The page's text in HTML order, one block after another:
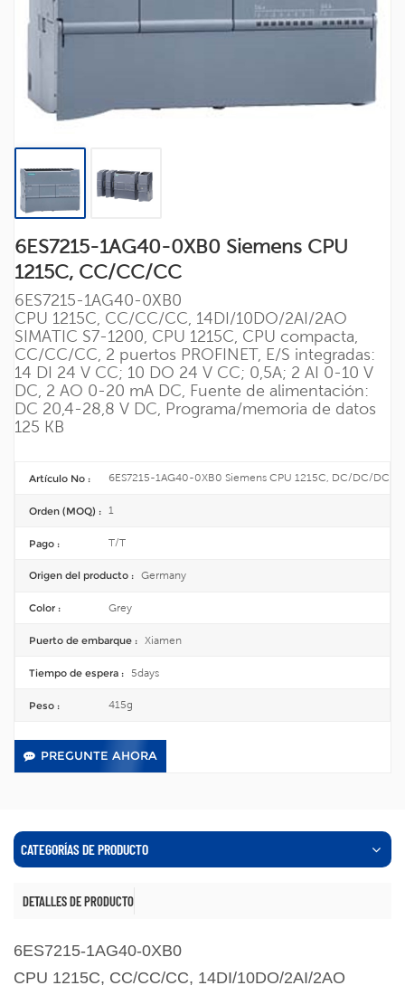
6ES7215-1AG40-0XB0 Siemens CPU
1215C, CC/CC/CC
6ES7215-1AG40-0XB0
CPU 1215C, CC/CC/CC, 14DI/10DO/2AI/2AO
SIMATIC S7-1200, CPU 1215C, CPU compacta,
CC/CC/CC, 2 puertos PROFINET, E/S integradas:
14 DI 24 V CC; 10 DO 24 V CC; 0,5A; 2 AI 0-10 V
DC, 2 AO 0-20 mA DC, Fuente de alimentación:
DC 20,4-28,8 V DC, Programa/memoria de datos
125 KB
Artículo No : 6ES7215-1AG40-0XB0 Siemens CPU 1215C, DC/DC/DC
Orden (MOQ) : 1
Pago : T/T
Origen del producto : Germany
Color : Grey
Puerto de embarque : Xiamen
Tiempo de espera : 5days
Peso : 415g
PREGUNTE AHORA
CATEGORÍAS DE PRODUCTO
DETALLES DE PRODUCTO
6ES7215-1AG40-0XB0
CPU 1215C, CC/CC/CC, 14DI/10DO/2AI/2AO